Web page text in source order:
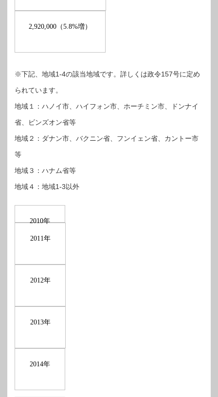
2,920,000 （5.8%増）
※下記、地域1-4の該当地域です。詳しくは政令157号に定め
られています。
地域１：ハノイ市、ハイフォン市、ホーチミン市、ドンナイ
省、ビンズオン省等
地域２：ダナン市、バクニン省、フンイェン省、カントー市
等
地域３：ハナム省等
地域４：地域1-3以外
2010年
2011年
2012年
2013年
2014年